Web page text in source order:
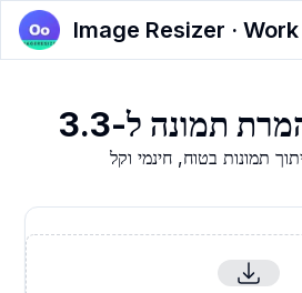
Image Resizer · Work
תמונות בטוח, חינמי וקל